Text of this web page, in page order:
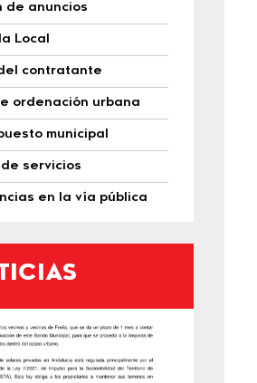
de anuncios
Local
contratante
ordenación urbana
municipal
servicios
en la vía pública